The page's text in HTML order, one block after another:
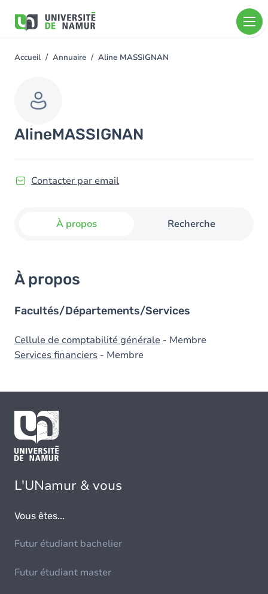
contenu
You
Accueil Annuaire Aline MASSIGNAN
AlineMASSIGNAN
Contacter par email
À propos Recherche
À propos
Facultés/Départements/Services
Cellule de comptabilité générale - Membre
Services financiers - Membre
L'UNamur & vous
Vous êtes...
Futur étudiant bachelier
Futur étudiant master